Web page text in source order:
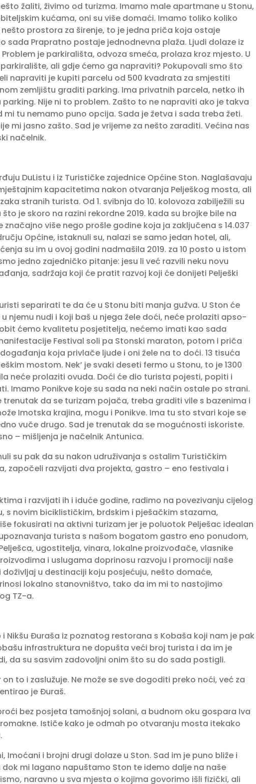
žaliti, živimo od turizma. Imamo male apartmane u Stonu,
kućama, oni su više domaći. Imamo toliko koliko
prostora za širenje, to je jedna priča koja ostaje
sada Prapratno postaje jed­nodnevna plaža. Ljudi dolaze iz
je parkirališta, odvoza smeća, prolaza kroz mjesto. U
ali gdje ćemo ga napraviti? Pokupovali smo što
napra­viti je kupiti parcelu od 500 kvadrata za smjestiti
zemljištu graditi par­king. Ima privatnih parcela, netko ih
Nije ni to problem. Zašto to ne napraviti ako je takva
mi tu nemamo puno opcija. Sada je žetva i sada treba žeti.
mi jasno zašto. Sad je vrijeme za nešto zaraditi. Većina nas
načelnik.
DuListu i iz Turističke zajednice Općine Ston. Naglašavaju
kapa­citetima nakon otvaranja Pelješkog mosta, ali
stranih turista. Od 1. svibnja do 10. kolovoza zabilježili su
je skoro na razini rekordne 2019. kada su brojke bile na
značajno više nego prošle godine koja ja zaključena s 14.037
Općine, istaknuli su, nalazi se samo jedan hotel, ali,
su im u ovoj godini nadmašila 2019. za 10 posto u istom
jedno zajedničko pitanje: jesu li već razvili neku novu
sadržaja koji će pratit razvoj koji će donijeti Pelješki
separirati te da će u Stonu biti manja gužva. U Ston će
njemu nudi i koji baš u njega žele doći, neće prolaziti apso­
ćemo kvalitetu posjetitelja, nećemo imati kao sada
Festival soli pa Stonski maraton, potom i priča
koja privlače ljude i oni žele na to doći. 13 tisuća
mostom. Nek’ je svaki deseti fermo u Stonu, to je 1300
neće prolaziti ovuda. Doći će dio turi­sta pojesti, popiti i
Imamo Ponikve koje su sada na neki način ostale po strani.
da se turizam pojača, treba gra­diti vile s bazenima i
Imotska kra­jina, mogu i Ponikve. Ima tu sto stvari koje se
vuče drugo. Sad je trenutak da se mogućnosti iskoriste.
– mišljenja je načelnik Antunica.
su pak da su nakon udruživanja s ostalim Turističkim
započeli razvijati dva projekta, gastro – eno festivala i
i razvijati ih i iduće godine, radimo na povezivanju cijelog
s novim biciklističkim, brdskim i pješačkim sta­zama,
fokusirati na aktivni turizam jer je poluotok Pelješac idealan
turista s našom bogatom gastro eno ponudom,
ugostitelja, vinara, lokalne proizvođače, vlasnike
i uslugama doprinosu razvoju i promociji naše
u destinaciji koju posjećuju, nešto domaće,
lokalno sta­novništvo, tako da im mi to nastojimo
TZ-a.
Nikšu Đuraša iz poznatog restorana s Kobaša koji nam je pak
infrastruk­tura ne dopušta veći broj turista i da im je
da su sasvim zadovoljni onim što su do sada postigli.
to i zaslužuje. Ne može se sve dogoditi preko noći, već za
je Đuraš.
bez posjeta tamošnjoj solani, a budnom oku gospara Iva
Ističe kako je odmah po otvaranju mosta ite­kako
Imoćani i brojni drugi dolaze u Ston. Sad im je puno bliže i
mi lagano napuštamo Ston te idemo dalje na naše
naravno u sva mjesta o kojima govorimo išli fizički, ali